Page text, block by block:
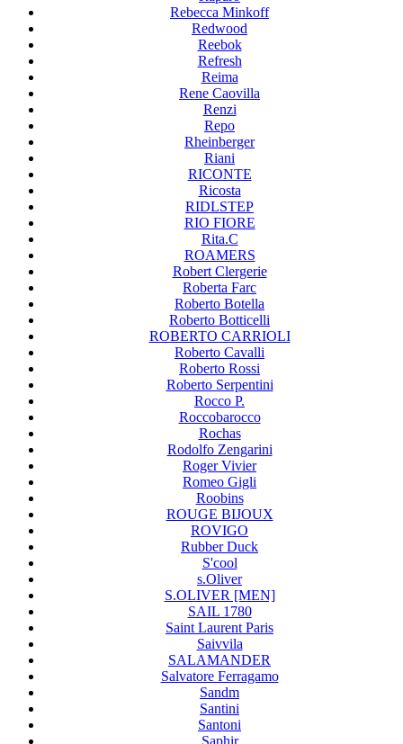
Rebecca Minkoff
Redwood
Reebok
Refresh
Reima
Rene Caovilla
Renzi
Repo
Rheinberger
Riani
RICONTE
Ricosta
RIDLSTEP
RIO FIORE
Rita.C
ROAMERS
Robert Clergerie
Roberta Farc
Roberto Botella
Roberto Botticelli
ROBERTO CARRIOLI
Roberto Cavalli
Roberto Rossi
Roberto Serpentini
Rocco P.
Roccobarocco
Rochas
Rodolfo Zengarini
Roger Vivier
Romeo Gigli
Roobins
ROUGE BIJOUX
ROVIGO
Rubber Duck
S'cool
s.Oliver
S.OLIVER [MEN]
SAIL 1780
Saint Laurent Paris
Saivvila
SALAMANDER
Salvatore Ferragamo
Sandm
Santini
Santoni
Saphir